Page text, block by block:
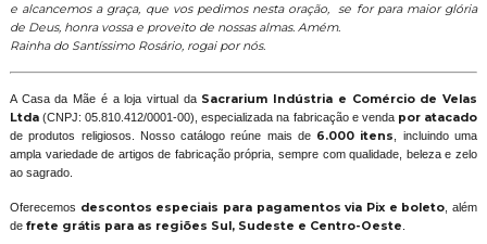
e alcancemos a graça, que vos pedimos nesta oração, se for para maior glória
de Deus, honra vossa e proveito de nossas almas. Amém.
Rainha do Santíssimo Rosário, rogai por nós.
A Casa da Mãe é a loja virtual daSacrarium Indústria e Comércio de Velas
Ltda(CNPJ: 05.810.412/0001-00), especializada na fabricação e venda por atacado
de produtos religiosos. Nosso catálogo reúne mais de 6.000 itens
, incluindo uma
ampla variedade de artigos de fabricação própria, sempre com qualidade, beleza e zelo
ao sagrado.
Oferecemos descontos especiais para pagamentos via Pix e boleto , além
de frete grátis para as regiões Sul, Sudeste e Centro-Oeste